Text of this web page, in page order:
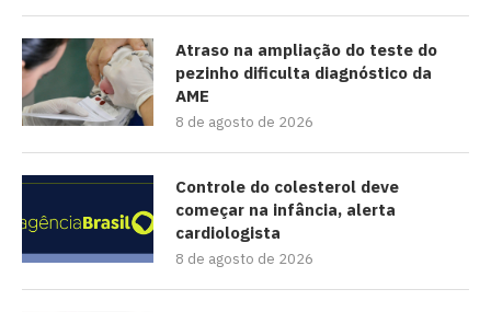
Atraso na ampliação do teste do
pezinho dificulta diagnóstico da
AME
8 de agosto de 2026
Controle do colesterol deve
começar na infância, alerta
cardiologista
8 de agosto de 2026